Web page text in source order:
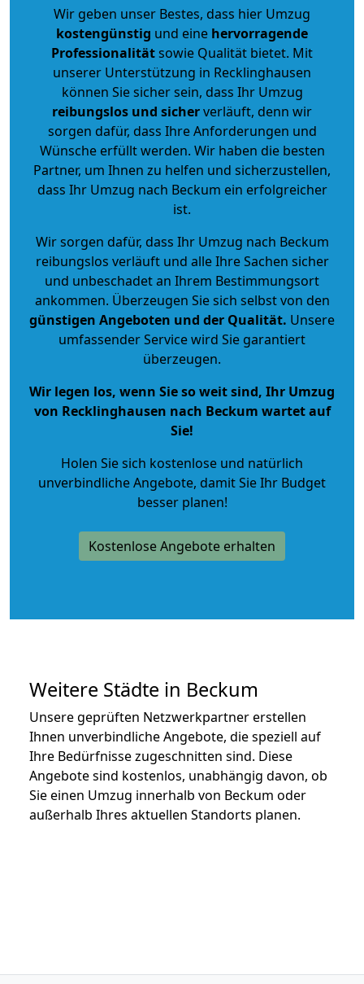
Wir geben unser Bestes, dass hier Umzug
kostengünstig und eine hervorragende
Professionalitätsowie Qualität bietet. Mit
unserer Unterstützung in Recklinghausen
können Sie sicher sein, dass Ihr Umzug
reibungslos und sicherverläuft, denn wir
sorgen dafür, dass Ihre Anforderungen und
Wünsche erfüllt werden. Wir haben die besten
Partner, um Ihnen zu helfen und sicherzustellen,
dass Ihr Umzug nach Beckum ein erfolgreicher
ist.
Wir sorgen dafür, dass Ihr Umzug nach Beckum
reibungslos verläuft und alle Ihre Sachen sicher
und unbeschadet an Ihrem Bestimmungsort
ankommen. Überzeugen Sie sich selbst von den
günstigen Angeboten und der Qualität. Unsere
umfassender Service wird Sie garantiert
überzeugen.
Wir legen los, wenn Sie so weit sind, Ihr Umzug
von Recklinghausen nach Beckum wartet auf
Sie!
Holen Sie sich kostenlose und natürlich
unverbindliche Angebote, damit Sie Ihr Budget
besser planen!
Kostenlose Angebote erhalten
Weitere Städte in Beckum
Unsere geprüften Netzwerkpartner erstellen
Ihnen unverbindliche Angebote, die speziell auf
Ihre Bedürfnisse zugeschnitten sind. Diese
Angebote sind kostenlos, unabhängig davon, ob
Sie einen Umzug innerhalb von Beckum oder
außerhalb Ihres aktuellen Standorts planen.